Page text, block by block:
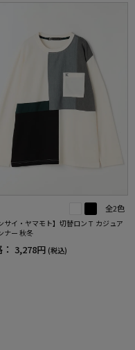
全2色
サイ・ヤマモト】切替ロンＴ カジュア
ナー 秋冬
3,278円 (税込)